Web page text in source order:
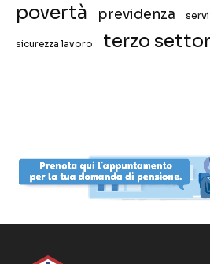
povertà previdenza
sicurezza lavoro terzo